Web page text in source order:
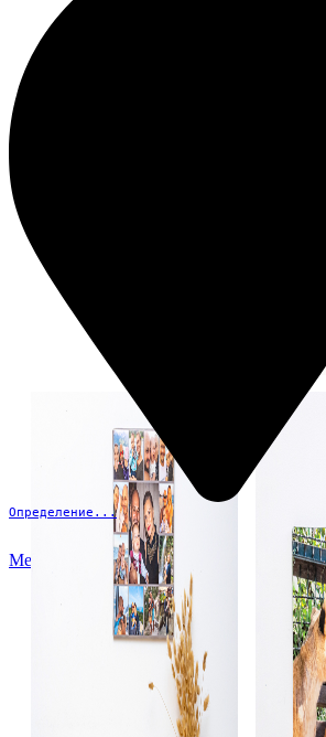
Определение...
Меню